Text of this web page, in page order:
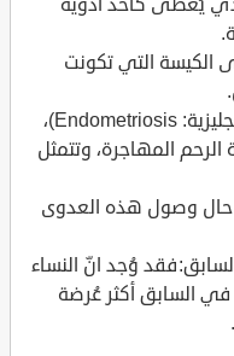
الكيسة التي تكونت
الانتباذ البطاني الرحمي:(بالإنجليزية: Endometriosis)،
المهاجرة، وتتمثل
وصول هذه العدوى
وُجد انّ النساء
في السابق أكثر عُرضة